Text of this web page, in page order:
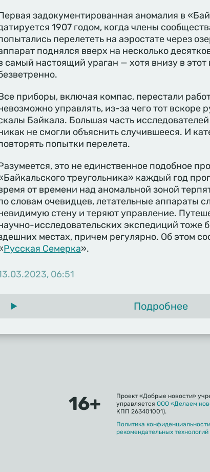
задокументированная аномалия в
1907 годом, когда члены
перелететь на аэростате через
поднялся вверх на несколько
самый настоящий ураган — хотя внизу в
приборы, включая компас, перестали
управлять, из-за чего тот вскоре
Байкала. Большая часть
не смогли объяснить случившееся. И
попытки перелета.
это не единственное подобное
треугольника» каждый год
от времени над аномальной зоной
словам очевидцев, летательные аппараты
стену и теряют управление.
исследовательских экспедиций тоже
местах, причем регулярно. Об этом
Русская Семерка».
06:51
Подробнее
Проект «Добрые новости»
управляется ООО «Делаем
КПП 263401001).
Политика конфиденциальности
рекомендательных